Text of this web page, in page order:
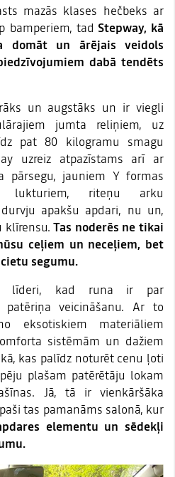
mazās klases hečbeks ar
bamperiem, tad Stepway, kā
domāt un ārējais veidols
dabā tendēts
un augstāks un ir viegli
jumta reliņiem, uz
pat 80 kilogramu smagu
uzreiz atpazīstams arī ar
pārsegu, jauniem Y formas
lukturiem, riteņu arku
apakšu apdari, nu un,
klīrensu.Tas noderēs ne tikai
ceļiem un neceļiem, bet
segumu.
līderi, kad runa ir par
patēriņa veicināšanu. Ar to
eksotiskiem materiāliem
sistēmām un dažiem
kas palīdz noturēt cenu ļoti
plašam patērētāju lokam
Jā, tā ir vienkāršāka
tas pamanāms salonā, kur
elementu un sēdekļi